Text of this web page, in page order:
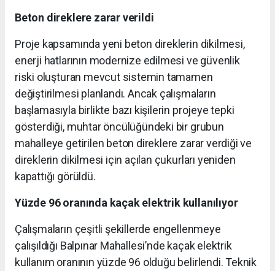
Beton direklere zarar verildi
Proje kapsamında yeni beton direklerin dikilmesi,
enerji hatlarının modernize edilmesi ve güvenlik
riski oluşturan mevcut sistemin tamamen
değiştirilmesi planlandı. Ancak çalışmaların
başlamasıyla birlikte bazı kişilerin projeye tepki
gösterdiği, muhtar öncülüğündeki bir grubun
mahalleye getirilen beton direklere zarar verdiği ve
direklerin dikilmesi için açılan çukurları yeniden
kapattığı görüldü.
Yüzde 96 oranında kaçak elektrik kullanılıyor
Çalışmaların çeşitli şekillerde engellenmeye
çalışıldığı Balpınar Mahallesi’nde kaçak elektrik
kullanım oranının yüzde 96 olduğu belirlendi. Teknik